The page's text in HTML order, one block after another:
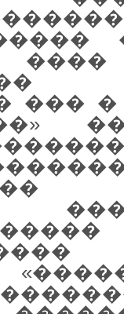
����
���